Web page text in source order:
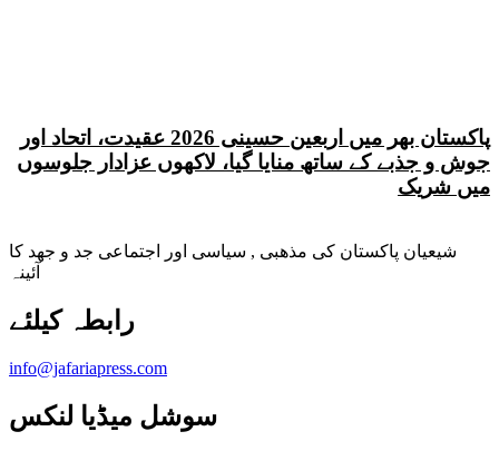
پاکستان بھر میں اربعین حسینی 2026 عقیدت، اتحاد اور
جوش و جذبے کے ساتھ منایا گیا، لاکھوں عزادار جلوسوں
میں شریک
شیعیان پاکستان کی مذهبی , سیاسی اور اجتماعی جد و جهد کا
آئینہ
info@jafariapress.com​
سوشل میڈیا لنکس